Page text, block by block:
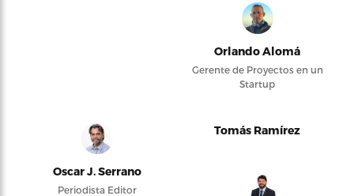
Orlando Alomá
Gerente de Proyectos en un
Startup
Oscar J. Serrano
Periodista Editor
Tomás Ramírez